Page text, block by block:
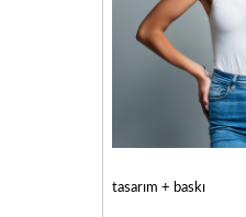
tasarım + baskı